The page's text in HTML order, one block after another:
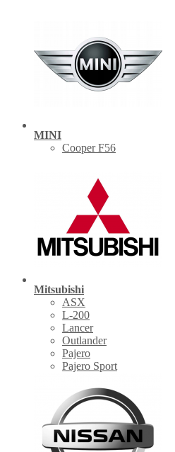
MINI
Cooper F56
Mitsubishi
ASX
L-200
Lancer
Outlander
Pajero
Pajero Sport